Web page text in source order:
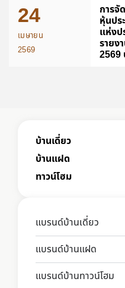
24
เมษายน
2569
การจั
หุ้นปร
แห่งป
รายง
2569
บ้านเดี่ยว
บ้านแฝด
ทาวน์โฮม
แบรนด์บ้านเดี่ยว
แบรนด์บ้านแฝด
แบรนด์บ้านทาวน์โฮม